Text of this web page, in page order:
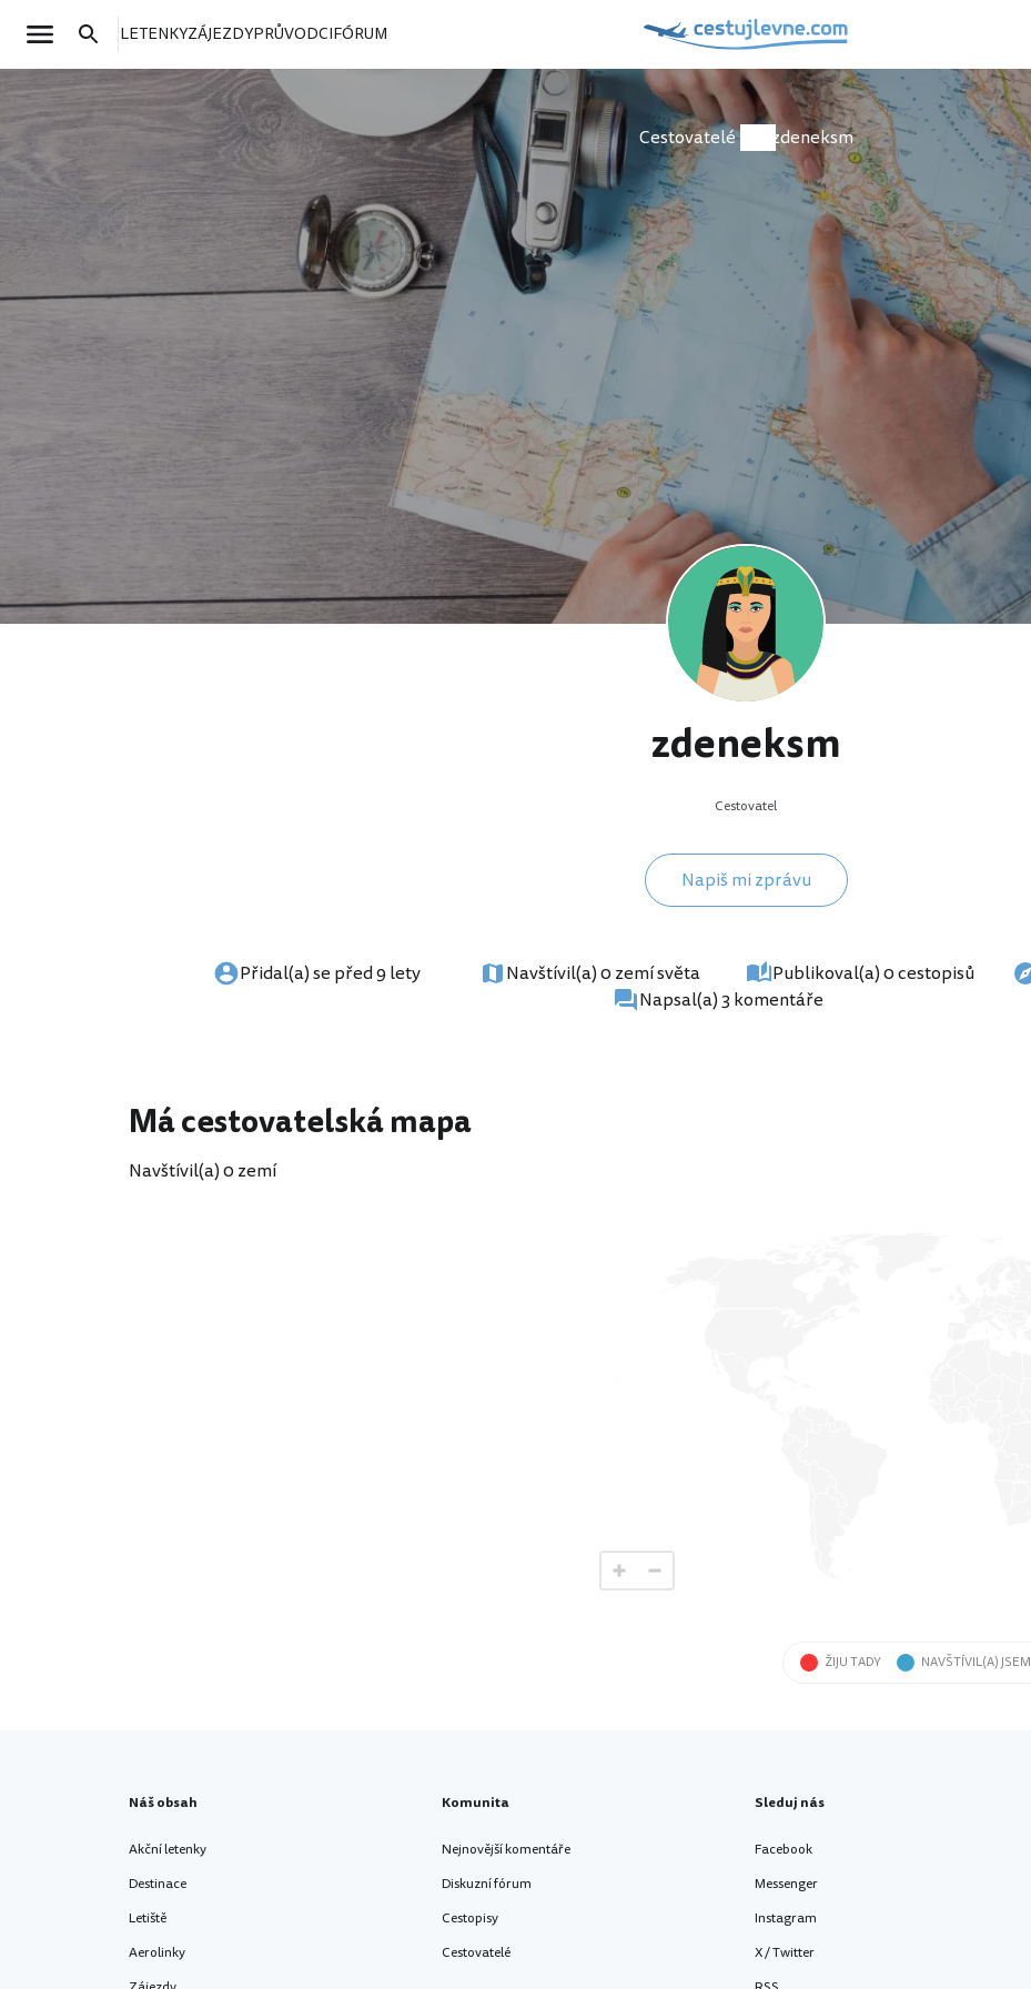
LETENKYZÁJEZDYPRŮVODCIFÓRUM
Cestovatelé zdeneksm
zdeneksm
Cestovatel
Napiš mi zprávu
Přidal(a) se před 9 lety Navštívil(a) 0 zemí světa Publikoval(a) 0 cestopisů
Napsal(a) 3 komentáře
Má cestovatelská mapa
Navštívil(a) 0 zemí
ŽIJU TADY NAVŠTÍVIL(A) JSEM
Náš obsah
Akční letenky
Destinace
Letiště
Aerolinky
Komunita
Nejnovější komentáře
Diskuzní fórum
Cestopisy
Cestovatelé
Sleduj nás
Facebook
Messenger
Instagram
X / Twitter